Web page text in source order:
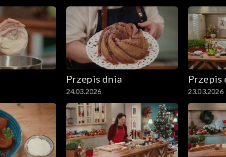
Przepis dnia
24.03.2026
Przepis
23.03.2026